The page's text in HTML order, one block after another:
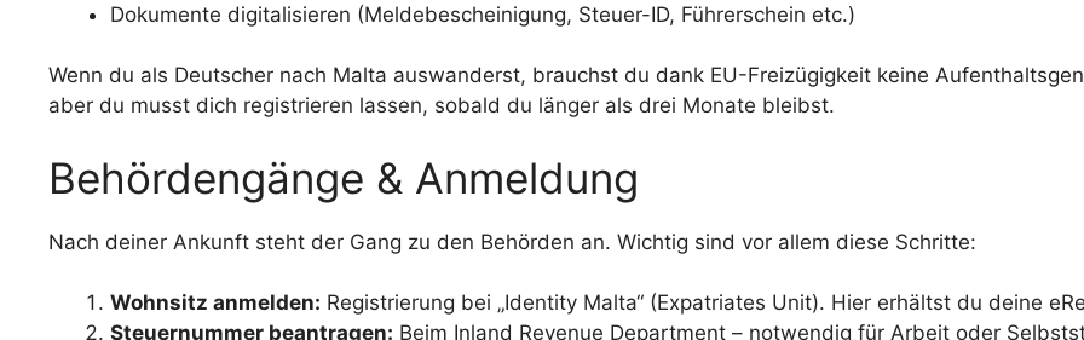
Dokumente digitalisieren (Meldebescheinigung, Steuer-ID, Führerschein etc.)
Wenn du als Deutscher nach Malta auswanderst, brauchst du dank EU-Freizügigkeit keine
aber du musst dich registrieren lassen, sobald du länger als drei Monate bleibst.
Behördengänge & Anmeldung
Nach deiner Ankunft steht der Gang zu den Behörden an. Wichtig sind vor allem diese Schritte:
Wohnsitz anmelden: Registrierung bei „Identity Malta“ (Expatriates Unit). Hier erhältst du deine
Steuernummer beantragen: Beim Inland Revenue Department – notwendig für Arbeit oder